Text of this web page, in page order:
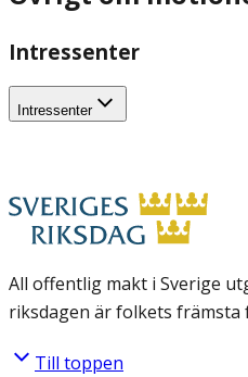
Intressenter
Intressenter
All offentlig makt i Sverige
riksdagen är folkets främsta
Till toppen